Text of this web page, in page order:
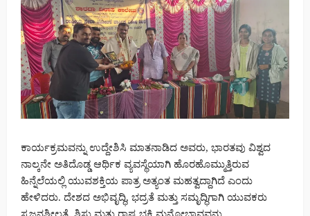
ಕಾರ್ಯಕ್ರಮವನ್ನು ಉದ್ದೇಶಿಸಿ ಮಾತನಾಡಿದ ಅವರು, ಭಾರತವು ವಿಶ್ವದ
ನಾಲ್ಕನೇ ಅತಿದೊಡ್ಡ ಆರ್ಥಿಕ ವ್ಯವಸ್ಥೆಯಾಗಿ ಹೊರಹೊಮ್ಮುತ್ತಿರುವ
ಹಿನ್ನೆಲೆಯಲ್ಲಿ ಯುವಶಕ್ತಿಯ ಪಾತ್ರ ಅತ್ಯಂತ ಮಹತ್ವದ್ದಾಗಿದೆ ಎಂದು
ಹೇಳಿದರು. ದೇಶದ ಅಭಿವೃದ್ಧಿ, ಭದ್ರತೆ ಮತ್ತು ಸಮೃದ್ಧಿಗಾಗಿ ಯುವಕರು